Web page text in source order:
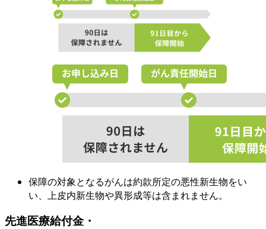
保障の対象となるがんは約款所定の悪性新生物をい
い、上皮内新生物や異形成等は含まれません。
先進医療給付金・